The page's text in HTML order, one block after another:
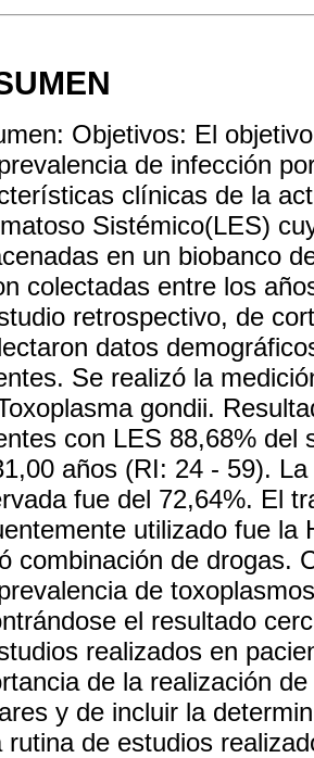
Objetivos: El
de infección
clínicas de la
Sistémico(LES)
en un biobanco
colectadas entre los
retrospectivo, de
datos
Se realizó la
gondii.
con LES 88,68% del
años (RI: 24 - 59).
fue del 72,64%. El
utilizado fue la
combinación de drogas.
de
el resultado
realizados en
de la realización
y de incluir la
rutina de estudios